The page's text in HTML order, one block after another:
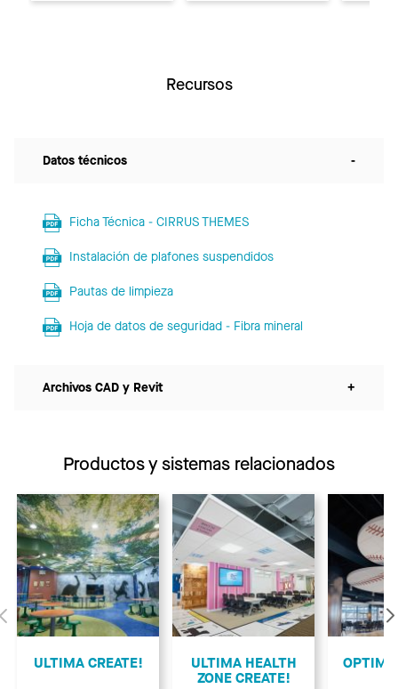
Recursos
Datos técnicos -
Ficha Técnica - CIRRUS THEMES
Instalación de plafones suspendidos
Pautas de limpieza
Hoja de datos de seguridad - Fibra mineral
Archivos CAD y Revit +
Productos y sistemas relacionados
Anterior
ULTIMA CREATE!
ULTIMA HEALTH
ZONE CREATE!
OPTIMA